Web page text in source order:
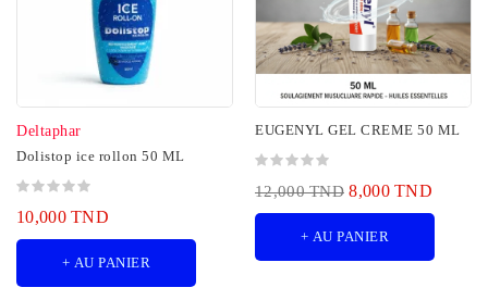
Deltaphar
Dolistop ice rollon 50 ML
10,000 TND
+ AU PANIER
EUGENYL GEL CREME 50 ML
12,000 TND 8,000 TND
+ AU PANIER